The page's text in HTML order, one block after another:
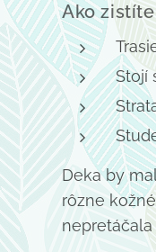
Ako
Stojí
Deka by
rôzne